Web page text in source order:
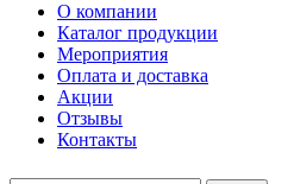
О компании
Каталог продукции
Мероприятия
Оплата и доставка
Акции
Отзывы
Контакты